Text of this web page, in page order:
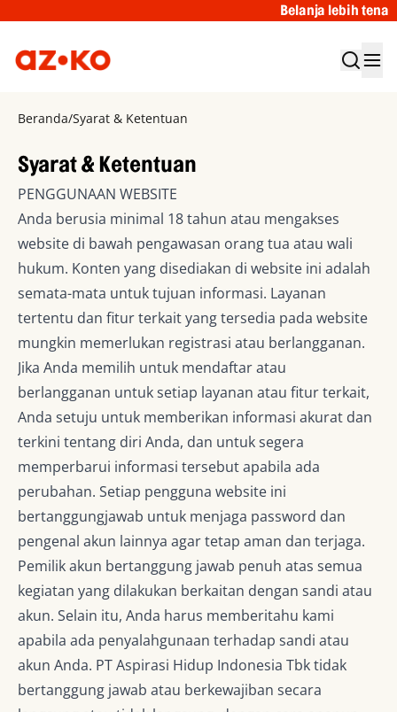
Belanja lebih tenang
Beranda/Syarat & Ketentuan
Syarat & Ketentuan
PENGGUNAAN WEBSITE
Anda berusia minimal 18 tahun atau mengakses
website di bawah pengawasan orang tua atau wali
hukum. Konten yang disediakan di website ini adalah
semata-mata untuk tujuan informasi. Layanan
tertentu dan fitur terkait yang tersedia pada website
mungkin memerlukan registrasi atau berlangganan.
Jika Anda memilih untuk mendaftar atau
berlangganan untuk setiap layanan atau fitur terkait,
Anda setuju untuk memberikan informasi akurat dan
terkini tentang diri Anda, dan untuk segera
memperbarui informasi tersebut apabila ada
perubahan. Setiap pengguna website ini
bertanggungjawab untuk menjaga password dan
pengenal akun lainnya agar tetap aman dan terjaga.
Pemilik akun bertanggung jawab penuh atas semua
kegiatan yang dilakukan berkaitan dengan sandi atau
akun. Selain itu, Anda harus memberitahu kami
apabila ada penyalahgunaan terhadap sandi atau
akun Anda. PT Aspirasi Hidup Indonesia Tbk tidak
bertanggung jawab atau berkewajiban secara